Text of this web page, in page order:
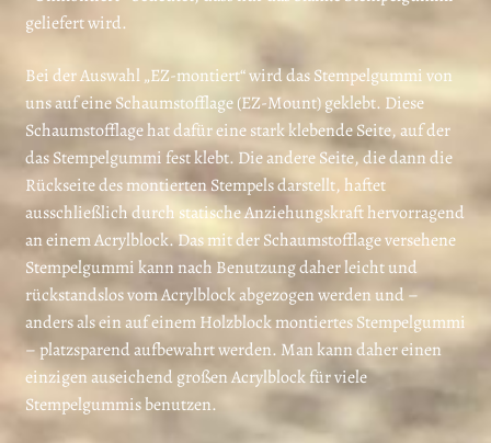
geliefert wird.
Bei der Auswahl „EZ-montiert“ wird das Stempelgummi von
uns auf eine Schaumstofflage (EZ-Mount) geklebt. Diese
Schaumstofflage hat dafür eine stark klebende Seite, auf der
das Stempelgummi fest klebt. Die andere Seite, die dann die
Rückseite des montierten Stempels darstellt, haftet
ausschließlich durch statische Anziehungskraft hervorragend
an einem Acrylblock. Das mit der Schaumstofflage versehene
Stempelgummi kann nach Benutzung daher leicht und
rückstandslos vom Acrylblock abgezogen werden und –
anders als ein auf einem Holzblock montiertes Stempelgummi
– platzsparend aufbewahrt werden. Man kann daher einen
einzigen auseichend großen Acrylblock für viele
Stempelgummis benutzen.